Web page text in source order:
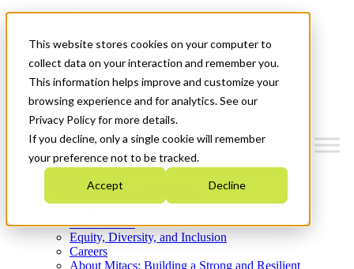
This website stores cookies on your computer to
collect data on your interaction and remember you.
This information helps improve and customize your
browsing experience and for analytics. See our
Privacy Policy for more details.
If you decline, only a single cookie will remember
your preference not to be tracked.
Accept Decline
News & Events
Get Started
Menu
Who We Are
Strategic Plan 2026-2030
What We Do
Equity, Diversity, and Inclusion
Careers
About Mitacs: Building a Strong and Resilient